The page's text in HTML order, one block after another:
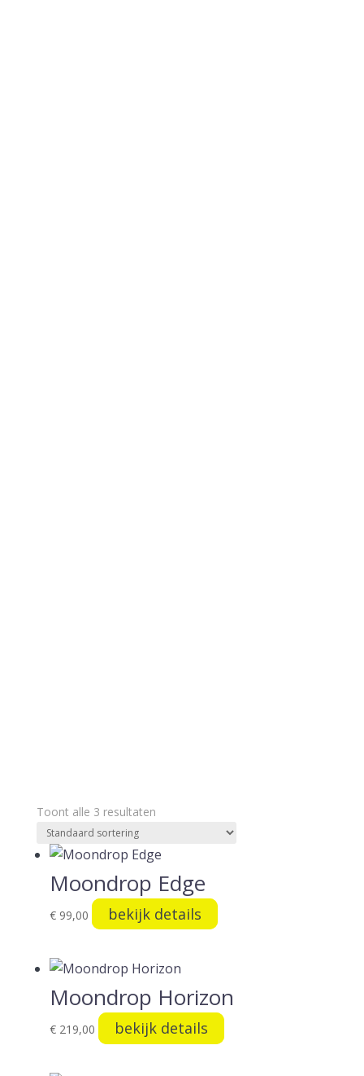
Toont alle 3 resultaten
Moondrop Edge
€99,00 bekijk details
Moondrop Horizon
€219,00 bekijk details